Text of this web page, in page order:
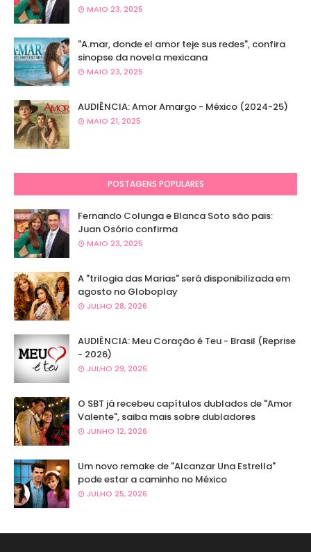
MAIO 23, 2025
"A.mar, donde el amor teje sus redes", confira
sinopse da novela mexicana
MAIO 23, 2025
AUDIÊNCIA: Amor Amargo - México (2024-25)
MAIO 21, 2025
POSTAGENS POPULARES
Fernando Colunga e Blanca Soto são pais:
Juan Osório confirma
MAIO 23, 2025
A "trilogia das Marias" será disponibilizada em
agosto no Globoplay
JULHO 28, 2026
AUDIÊNCIA: Meu Coração é Teu - Brasil (Reprise
- 2026)
JULHO 29, 2026
O SBT já recebeu capítulos dublados de "Amor
Valente", saiba mais sobre dubladores
JUNHO 12, 2026
Um novo remake de "Alcanzar Una Estrella"
pode estar a caminho no México
JULHO 25, 2026